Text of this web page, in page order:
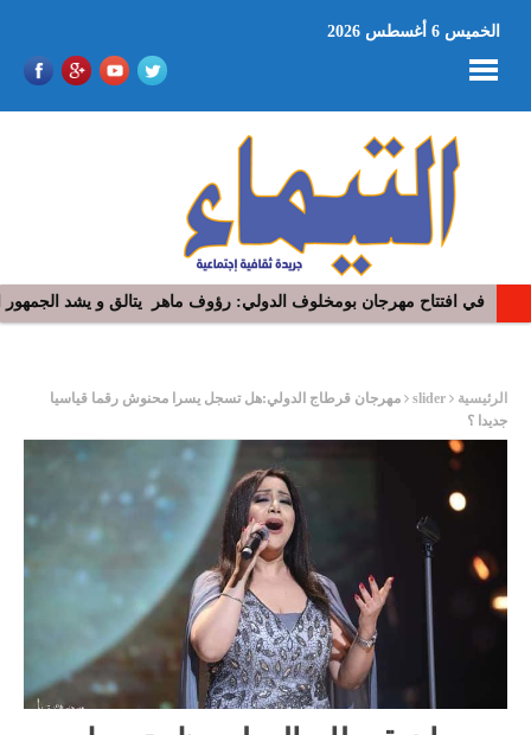
الخميس 6 أغسطس 2026
في افتتاح مهرجان بومخلوف الدولي: رؤوف ماهر يتالق و يشد الجمهور
“​عذِّبيني”.. جديد رامي عياش: نوستالجيّا السبعينيات تعيد رسم أبعاد
الرئيسية slider
مهرجان قرطاج الدولي:هل تسجل يسرا محنوش رقما قياسيا
جديدا ؟